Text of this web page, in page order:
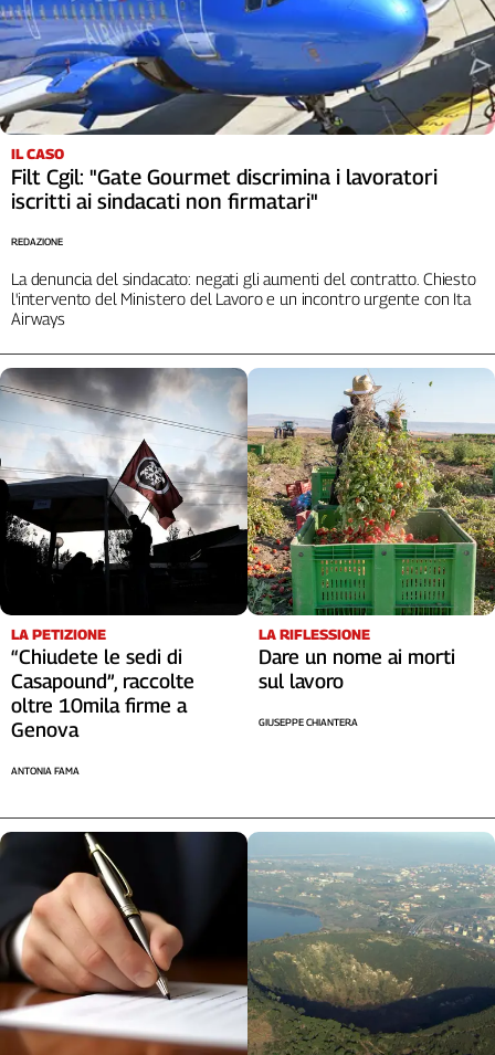
IL CASO
Filt Cgil: "Gate Gourmet discrimina i lavoratori
iscritti ai sindacati non firmatari"
La denuncia del sindacato: negati gli aumenti del contratto. Chiesto
l'intervento del Ministero del Lavoro e un incontro urgente con Ita
Airways
REDAZIONE
LA PETIZIONE
“Chiudete le sedi di
Casapound”, raccolte
oltre 10mila firme a
Genova
ANTONIA FAMA
LA RIFLESSIONE
Dare un nome ai morti
sul lavoro
GIUSEPPE CHIANTERA